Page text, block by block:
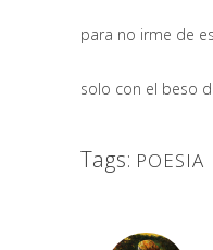
para no irme de
solo con el beso
Tags: POESIA